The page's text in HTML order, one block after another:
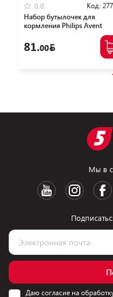
0.0 Код:
Набор бутылочек для
кормления Philips Avent
Natural Response с
AirFree SCY670/02 (125
шт)
81.00
Мы в
Даю согласие на